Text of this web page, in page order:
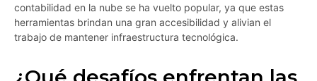
contabilidad en la nube se ha vuelto popular, ya que estas
herramientas brindan una gran accesibilidad y alivian el
trabajo de mantener infraestructura tecnológica.